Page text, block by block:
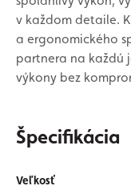
v každom detaile.
a ergonomického
partnera na každú
výkony bez
Špecifikácia
Veľkosť